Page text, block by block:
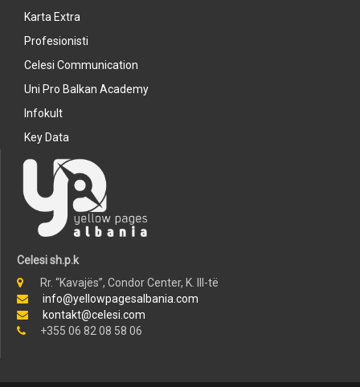
Karta Extra
Profesionisti
Celesi Communication
Uni Pro Balkan Academy
Infokult
Key Data
Celesi sh.p.k
Rr. “Kavajës”, Condor Center, K. III-të
info@yellowpagesalbania.com
kontakt@celesi.com
+355 06 82 08 58 06